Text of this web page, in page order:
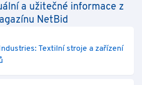
a užitečné informace z
NetBid
Textilní stroje a zařízení